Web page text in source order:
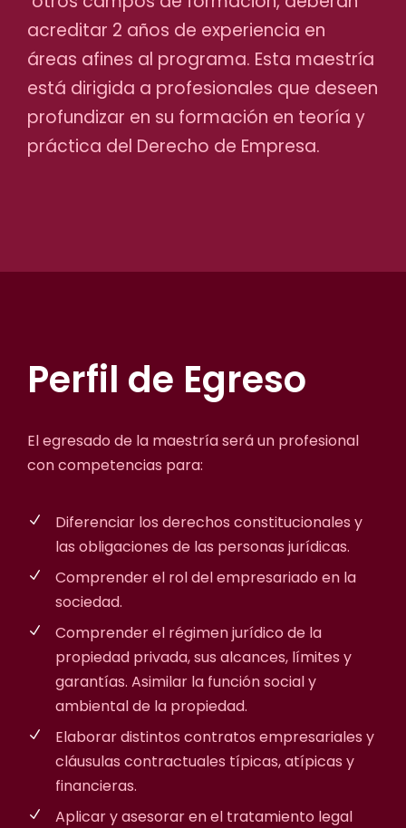
acreditar 2 años de experiencia en
áreas afines al programa. Esta maestría
está dirigida a profesionales que deseen
profundizar en su formación en teoría y
práctica del Derecho de Empresa.
Perfil de Egreso
El egresado de la maestría será un profesional
con competencias para:
Diferenciar los derechos constitucionales y
las obligaciones de las personas jurídicas.
Comprender el rol del empresariado en la
sociedad.
Comprender el régimen jurídico de la
propiedad privada, sus alcances, límites y
garantías. Asimilar la función social y
ambiental de la propiedad.
Elaborar distintos contratos empresariales y
cláusulas contractuales típicas, atípicas y
financieras.
Aplicar y asesorar en el tratamiento legal